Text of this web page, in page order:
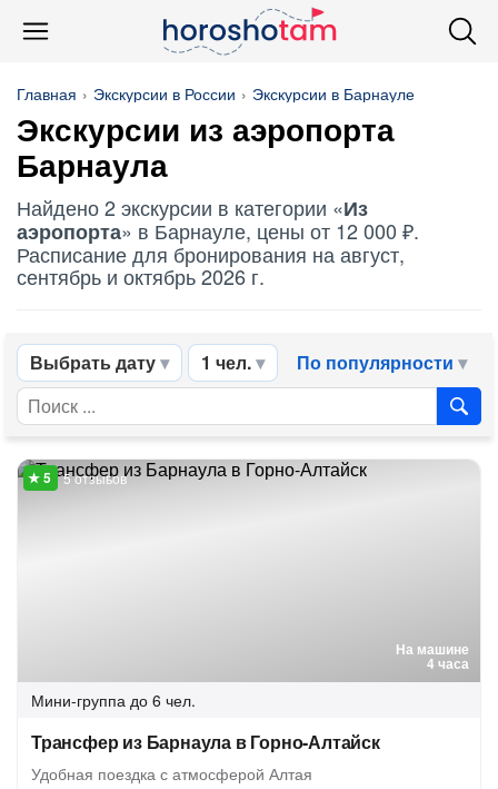
Главная Экскурсии в России Экскурсии в Барнауле
Экскурсии из аэропорта
Барнаула
Найдено 2 экскурсии в категории «Из
аэропорта» в Барнауле, цены от 12 000 ₽.
Расписание для бронирования на август,
сентябрь и октябрь 2026 г.
Выбрать дату 1 чел. По популярности
На машине
4 часа
5 отзывов
Мини-группа до 6 чел.
Трансфер из Барнаула в Горно-Алтайск
Удобная поездка с атмосферой Алтая